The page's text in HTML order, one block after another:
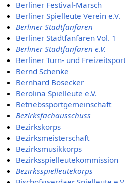
Berliner Festival-Marsch
Berliner Spielleute Verein e.V.
Berliner Stadtfanfaren
Berliner Stadtfanfaren Vol. 1
Berliner Stadtfanfaren e.V.
Berliner Turn- und
Bernd Schenke
Bernhard Bosecker
Berolina Spielleute e.V.
Betriebssportgemeinschaft
Bezirksfachausschuss
Bezirkskorps
Bezirksmeisterschaft
Bezirksmusikkorps
Bezirksspielleutekommission
Bezirksspielleutekorps